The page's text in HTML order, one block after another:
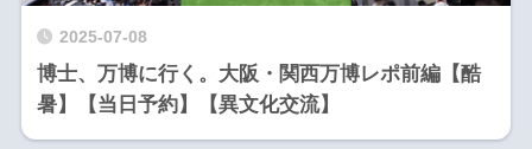
2025-07-08
博士、万博に行く。大阪・関西万博レポ前編【酷
暑】【当日予約】【異文化交流】